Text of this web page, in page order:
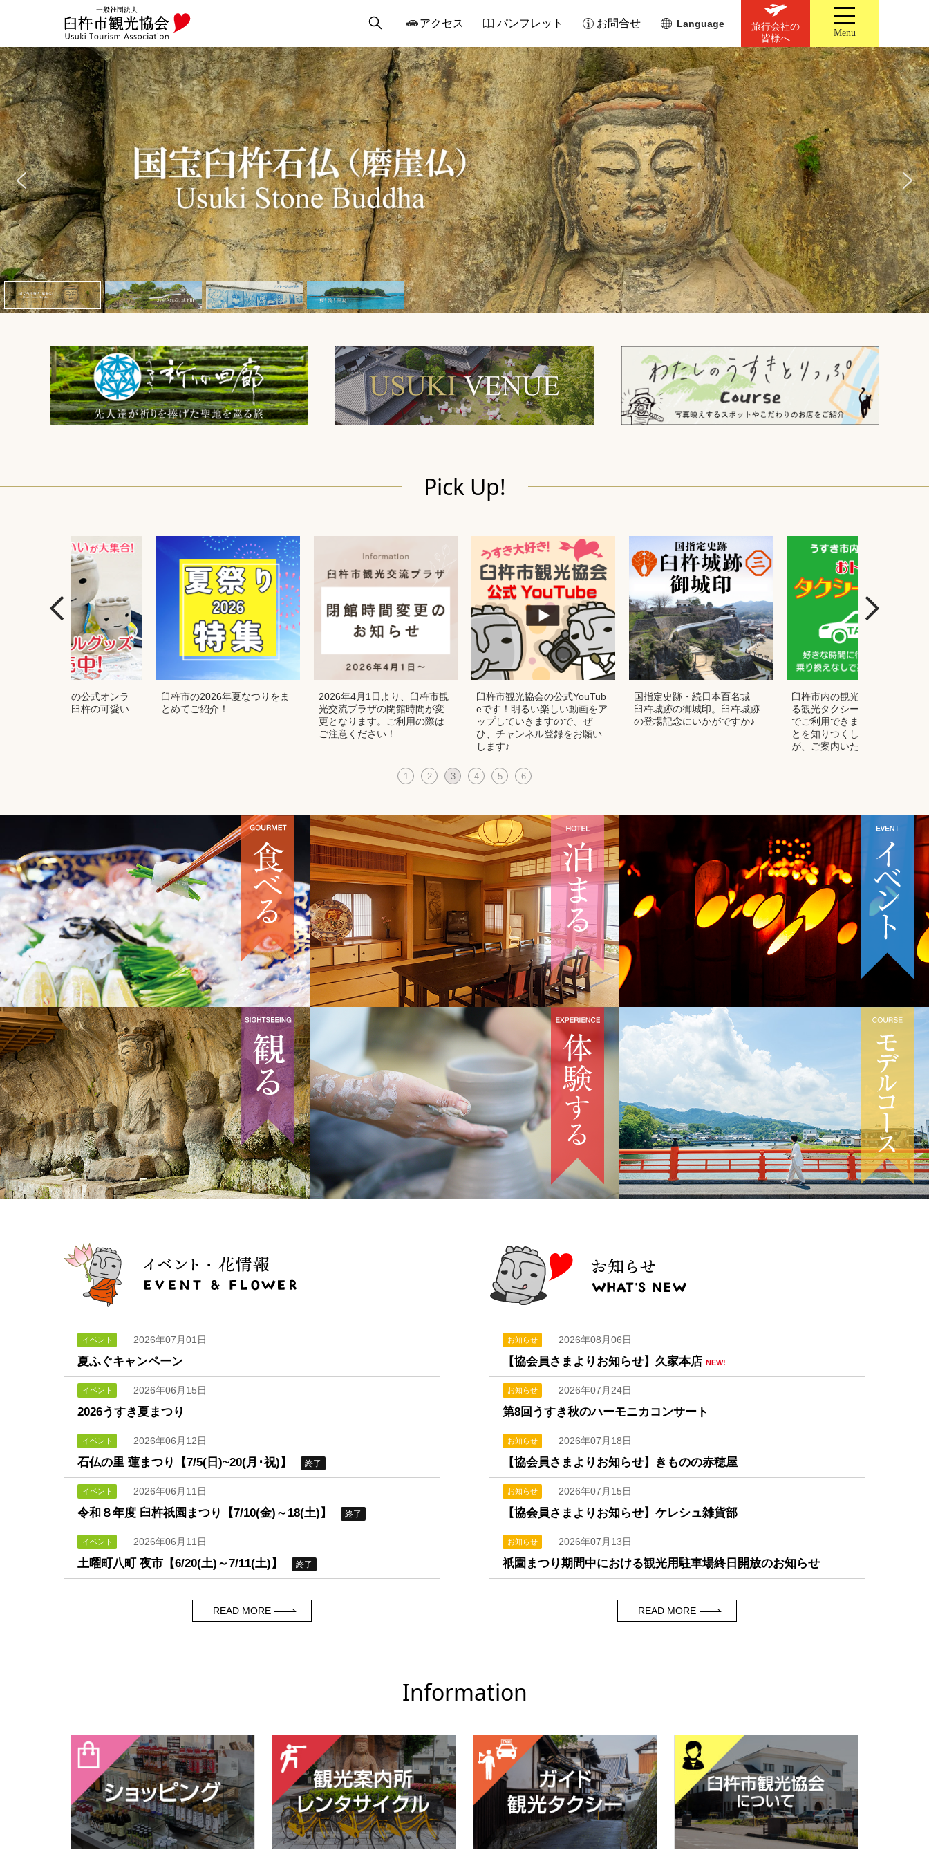
アクセス パンフレット お問合せ Language
旅行会社の
皆様へ
Menu
Pick Up!
杵市観光協会の公式オンラ
ンショップ！臼杵の可愛い
臼杵市の2026年夏なつりをま
とめてご紹介！
2026年4月1日より、臼杵市観
光交流プラザの閉館時間が変
更となります。ご利用の際は
ご注意ください！
臼杵市観光協会の公式YouTub
eです！明るい楽しい動画をア
ップしていきますので、ぜ
ひ、チャンネル登録をお願い
します♪
国指定史跡・続日本百名城
臼杵城跡の御城印。臼杵城跡
の登場記念にいかがですか♪
臼杵市内の観光施設を周遊す
る観光タクシーをお得な料金
でご利用できます。地元のこ
とを知りつくした乗務員さん
が、ご案内いたします。
1 2 3 4 5 6
イベント 2026年07月01日
夏ふぐキャンペーン
イベント 2026年06月15日
2026うすき夏まつり
イベント 2026年06月12日
石仏の里 蓮まつり【7/5(日)~20(月･祝)】 終了
イベント 2026年06月11日
令和８年度 臼杵祇園まつり【7/10(金)～18(土)】 終了
イベント 2026年06月11日
土曜町八町 夜市【6/20(土)～7/11(土)】 終了
READ MORE
お知らせ 2026年08月06日
【協会員さまよりお知らせ】久家本店 NEW!
お知らせ 2026年07月24日
第8回うすき秋のハーモニカコンサート
お知らせ 2026年07月18日
【協会員さまよりお知らせ】きものの赤穂屋
お知らせ 2026年07月15日
【協会員さまよりお知らせ】ケレシュ雑貨部
お知らせ 2026年07月13日
祇園まつり期間中における観光用駐車場終日開放のお知らせ
READ MORE
Information